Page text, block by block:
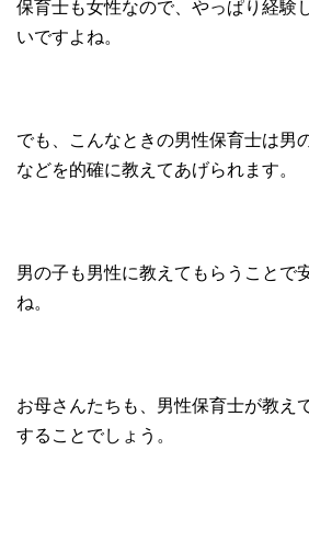
保育士も女性なので、やっぱり経験
いですよね。
でも、こんなときの男性保育士は男
などを的確に教えてあげられます。
男の子も男性に教えてもらうことで
ね。
お母さんたちも、男性保育士が教え
することでしょう。